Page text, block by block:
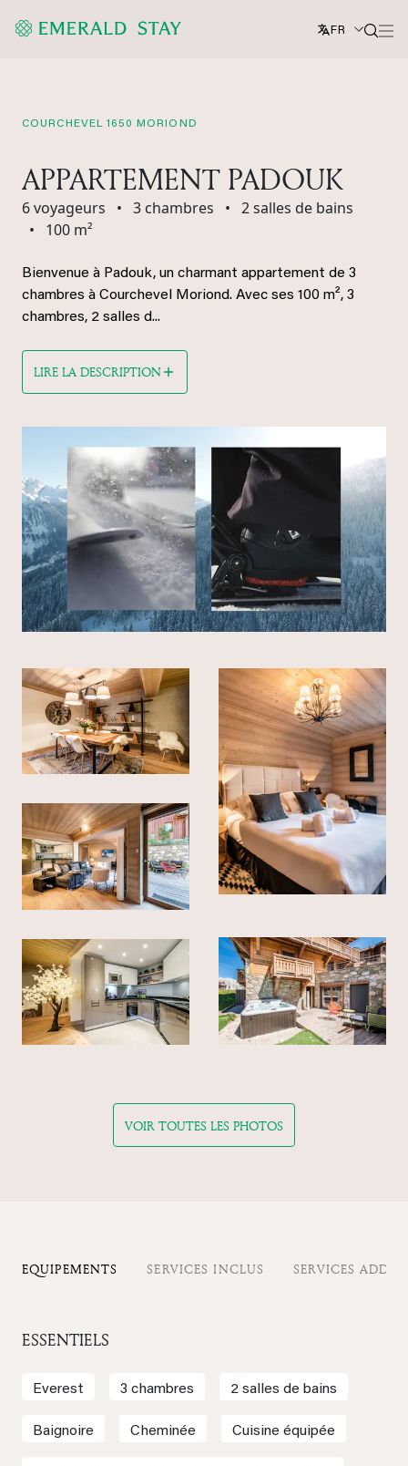
FR
COURCHEVEL 1650 MORIOND
APPARTEMENT PADOUK
6 voyageurs • 3 chambres • 2 salles de bains
•
100 m²
Bienvenue à Padouk, un charmant appartement de 3
chambres à Courchevel Moriond. Avec ses 100 m², 3
chambres, 2 salles d...
LIRE LA DESCRIPTION
VOIR TOUTES LES PHOTOS
EQUIPEMENTS SERVICES INCLUS SERVICES
ESSENTIELS
Everest 3 chambres 2 salles de bains
Baignoire Cheminée Cuisine équipée